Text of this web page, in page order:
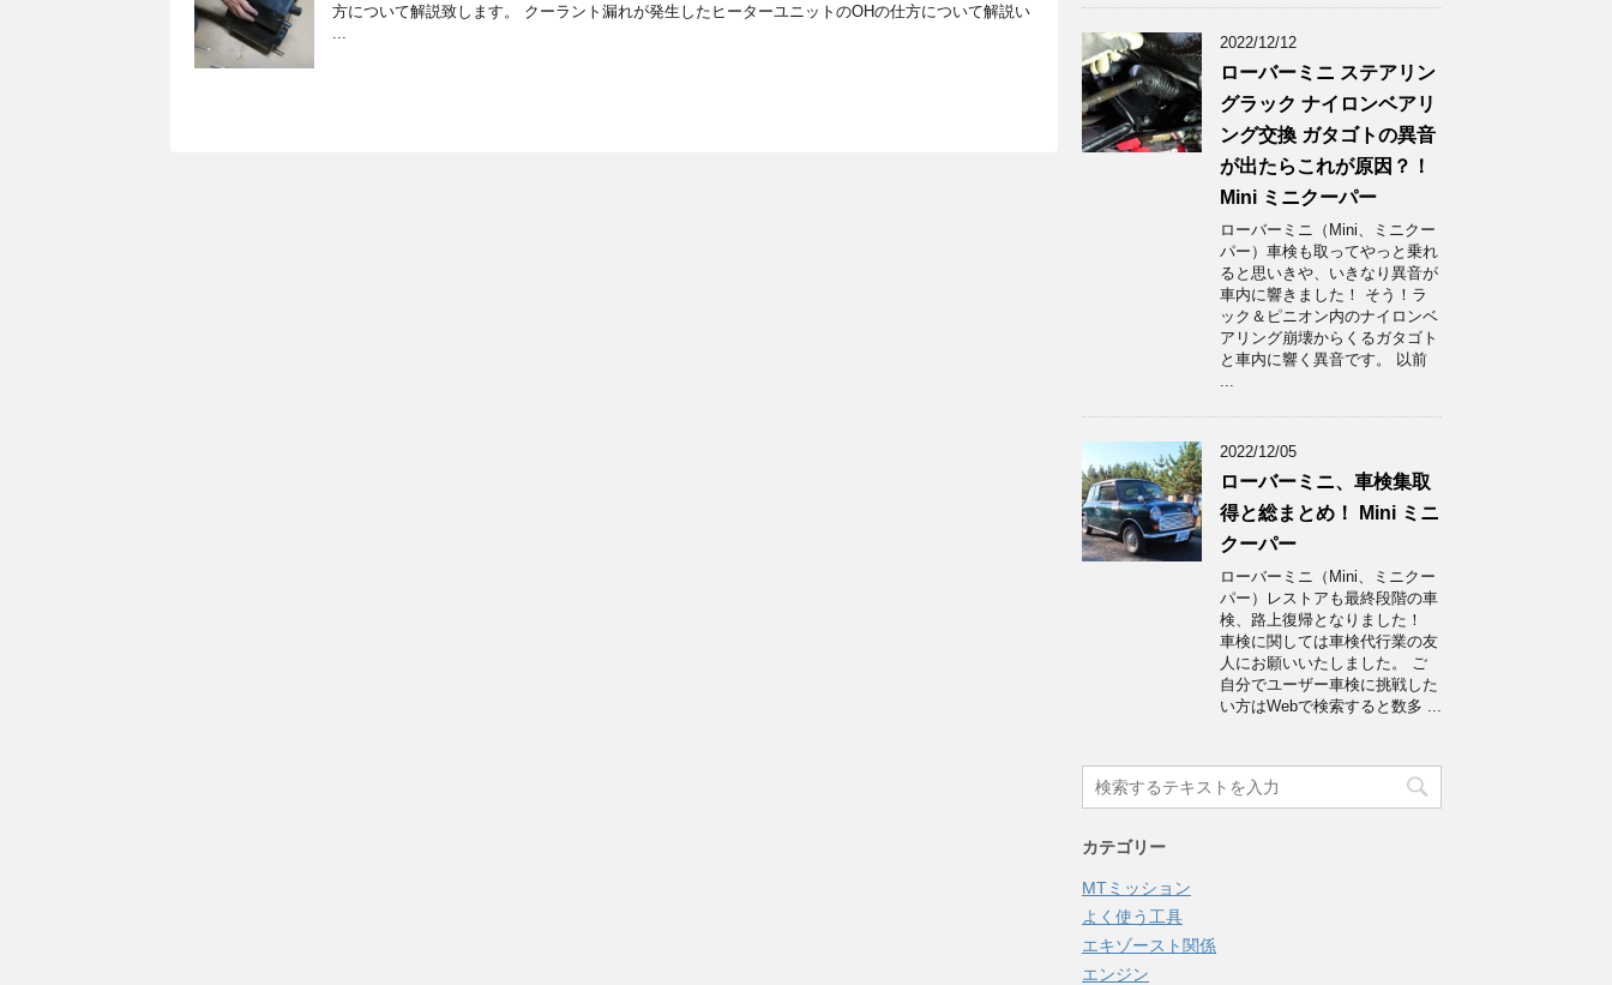
方について解説致します。 クーラント漏れが発生したヒーターユニットのOHの仕方について解説い
...
2022/12/12
ローバーミニ ステアリン
グラック ナイロンベアリ
ング交換 ガタゴトの異音
が出たらこれが原因？！
Mini ミニクーパー
ローバーミニ（Mini、ミニクー
パー）車検も取ってやっと乗れ
ると思いきや、いきなり異音が
車内に響きました！ そう！ラ
ック＆ピニオン内のナイロンベ
アリング崩壊からくるガタゴト
と車内に響く異音です。 以前
...
2022/12/05
ローバーミニ、車検集取
得と総まとめ！ Mini ミニ
クーパー
ローバーミニ（Mini、ミニクー
パー）レストアも最終段階の車
検、路上復帰となりました！
車検に関しては車検代行業の友
人にお願いいたしました。 ご
自分でユーザー車検に挑戦した
い方はWebで検索すると数多 ...
カテゴリー
MTミッション
よく使う工具
エキゾースト関係
エンジン